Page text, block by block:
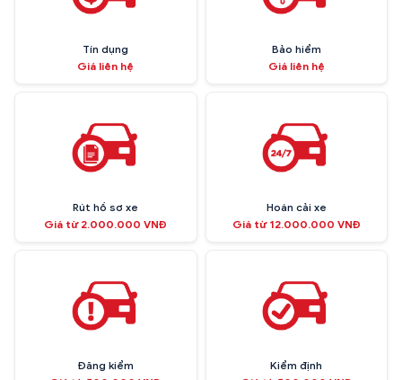
Tín dụng
Giá liên hệ
Bảo hiểm
Giá liên hệ
Rút hồ sơ xe
Giá từ 2.000.000 VNĐ
Hoán cải xe
Giá từ 12.000.000 VNĐ
Đăng kiểm
Kiểm định